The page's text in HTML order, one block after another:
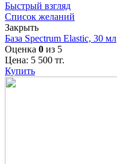
Быстрый взгляд
Список желаний
Закрыть
База Spectrum Elastic, 30 мл
Оценка 0 из 5
Цена: 5 500 тг.
Купить